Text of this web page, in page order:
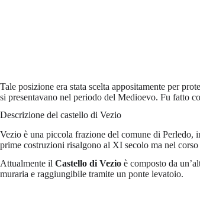
Tale posizione era stata scelta appositamente per
si presentavano nel periodo del Medioevo. Fu fatto
Descrizione del castello di Vezio
Vezio è una piccola frazione del comune di
prime costruzioni risalgono al XI secolo ma nel
Attualmente il Castello di Vezio è composto da
muraria e raggiungibile tramite un ponte levatoio.